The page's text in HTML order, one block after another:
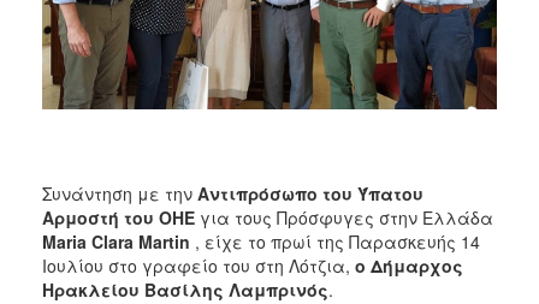
ΤΟΠΟΣ
ΠΟΛΙΤΙΣΜΟΣ
Συνάντηση με την Αντιπρόσωπο του Ύπατου
Αρμοστή του ΟΗΕ για τους Πρόσφυγες στην Ελλάδα
Maria Clara Martin , είχε το πρωί της Παρασκευής 14
Ιουλίου στο γραφείο του στη Λότζια, ο Δήμαρχος
Ηρακλείου Βασίλης Λαμπρινός.